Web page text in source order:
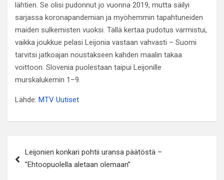
lähtien. Se olisi pudonnut jo vuonna 2019, mutta säilyi
sarjassa koronapandemian ja myöhemmin tapahtuneiden
maiden sulkemisten vuoksi. Tällä kertaa pudotus varmistui,
vaikka joukkue pelasi Leijonia vastaan vahvasti – Suomi
tarvitsi jatkoajan noustakseen kahden maalin takaa
voittoon. Slovenia puolestaan taipui Leijonille
murskalukemin 1–9.
Lähde: MTV Uutiset
selaus
Leijonien konkari pohtii uransa päätöstä –
”Ehtoopuolella aletaan olemaan”